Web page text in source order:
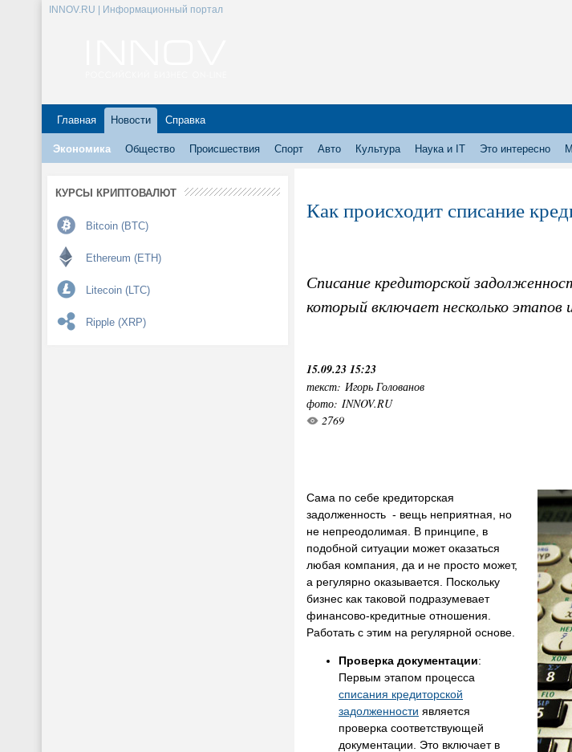
INNOV.RU | Информационный портал
Главная Новости Справка
Экономика Общество Происшествия Спорт Авто Культура Наука и IT Это интересно
КУРСЫ КРИПТОВАЛЮТ
Bitcoin (BTC)
Ethereum (ETH)
Litecoin (LTC)
Ripple (XRP)
Как происходит списание
Списание кредиторской
который включает несколько этапов
15.09.23 15:23
текст: Игорь Голованов
фото: INNOV.RU
2769
Сама по себе кредиторская
задолженность - вещь неприятная, но
не непреодолимая. В принципе, в
подобной ситуации может оказаться
любая компания, да и не просто может,
а регулярно оказывается. Поскольку
бизнес как таковой подразумевает
финансово-кредитные отношения.
Работать с этим на регулярной основе.
Проверка документации:
Первым этапом процесса
списания кредиторской
задолженности является
проверка соответствующей
документации. Это включает в